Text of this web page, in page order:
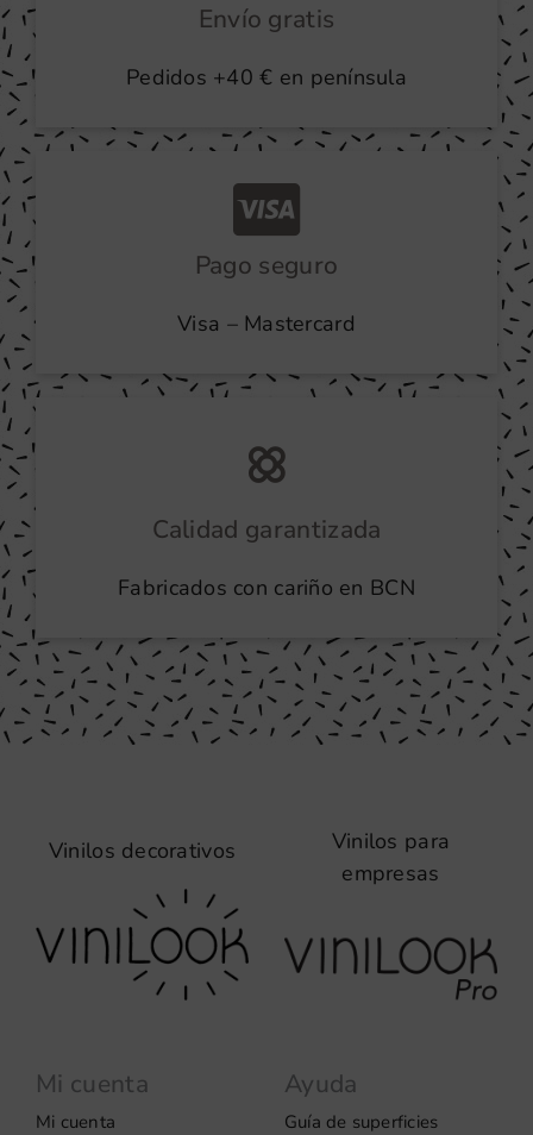
Envío gratis
Pedidos +40 € en península
Pago seguro
Visa – Mastercard
Calidad garantizada
Fabricados con cariño en BCN
Vinilos decorativos
Mi cuenta
Mi cuenta
Ayuda
Guía de superficies
Vinilos para
empresas